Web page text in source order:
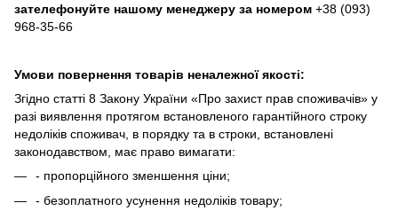
зателефонуйте нашому менеджеру за номером +38 (093)
968-35-66
Умови повернення товарів неналежної якості:
Згідно статті 8 Закону України «Про захист прав споживачів» у
разі виявлення протягом встановленого гарантійного строку
недоліків споживач, в порядку та в строки, встановлені
законодавством, має право вимагати:
- пропорційного зменшення ціни;
- безоплатного усунення недоліків товару;